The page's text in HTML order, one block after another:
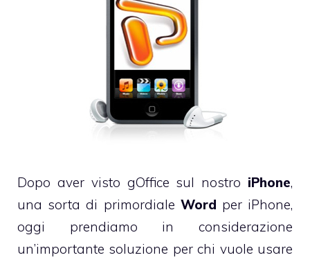
Dopo aver visto gOffice sul nostro iPhone,
una sorta di primordiale Word per iPhone,
oggi prendiamo in considerazione
un’importante soluzione per chi vuole usare